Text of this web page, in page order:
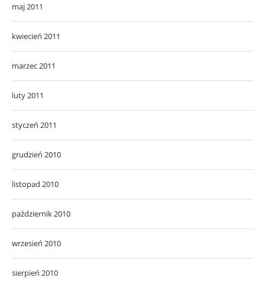
maj 2011
kwiecień 2011
marzec 2011
luty 2011
styczeń 2011
grudzień 2010
listopad 2010
październik 2010
wrzesień 2010
sierpień 2010